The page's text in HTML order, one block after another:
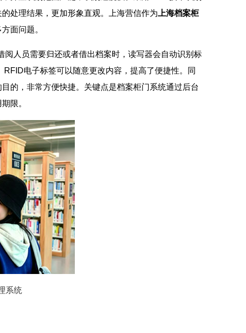
处理结果，更加形象直观。上海营信作为 上海档案柜
面问题。
人员需要归还或者借出档案时，读写器会自动识别标
电子标签可以随意更改内容，提高了便捷性。同
的，非常方便快捷。关键点是档案柜门系统通过后台
限。
系统